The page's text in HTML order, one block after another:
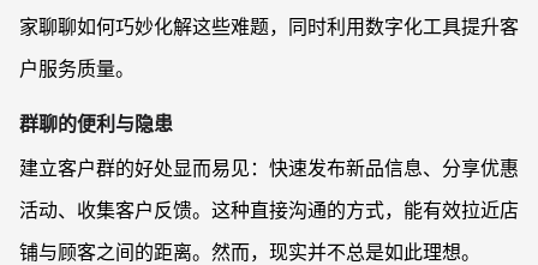
家聊聊如何巧妙化解这些难题，同时利用数字化工具提升客
户服务质量。
群聊的便利与隐患
建立客户群的好处显而易见：快速发布新品信息、分享优惠
活动、收集客户反馈。这种直接沟通的方式，能有效拉近店
铺与顾客之间的距离。然而，现实并不总是如此理想。